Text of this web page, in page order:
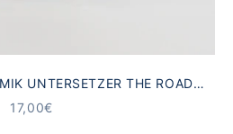
UNTERSETZER THE ROAD
GLENCOE
ANGEBOT
17,00€